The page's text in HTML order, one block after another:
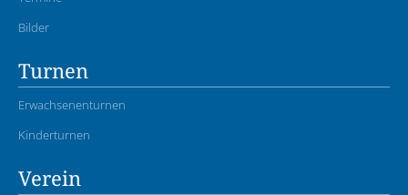
Bilder
Turnen
Erwachsenenturnen
Kinderturnen
Verein